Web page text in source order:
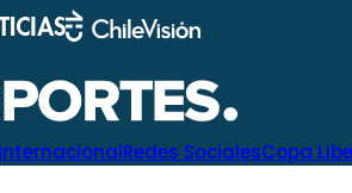
Redes SocialesCopa